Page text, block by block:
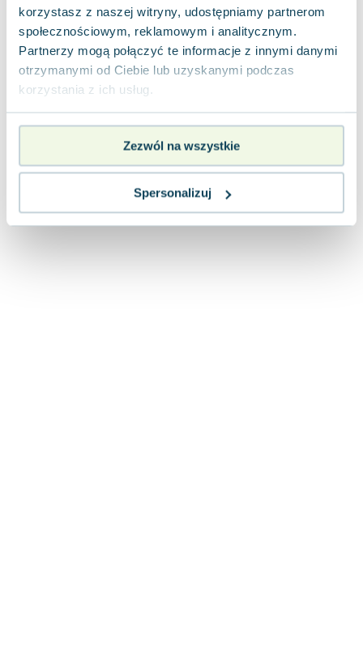
korzystasz z naszej witryny, udostępniamy partnerom
społecznościowym, reklamowym i analitycznym.
Partnerzy mogą połączyć te informacje z innymi danymi
otrzymanymi od Ciebie lub uzyskanymi podczas
korzystania z ich usług.
Zezwól na wszystkie
Spersonalizuj